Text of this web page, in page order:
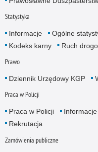
Statystyka
Informacje Ogólne
Kodeks karny
Ruch
Prawo
Dziennik Urzędowy KGP
Praca w Policji
Praca w Policji Informacje
Rekrutacja
Zamówienia publiczne